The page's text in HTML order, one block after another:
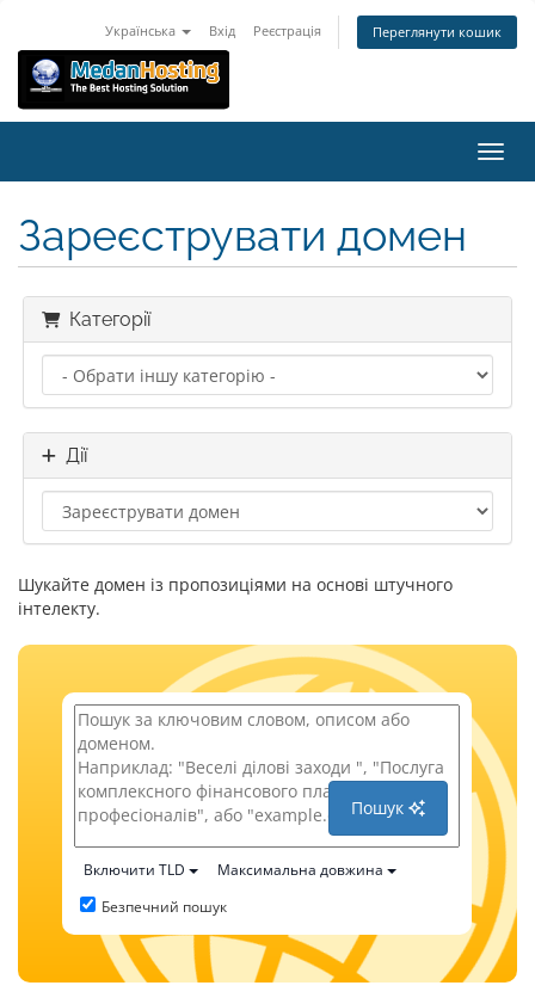
Українська Вхід Реєстрація Переглянути кошик
Зареєструвати домен
Категорії
Дії
Шукайте домен із пропозиціями на основі штучного
інтелекту.
Пошук
Включити TLD
Максимальна довжина
Безпечний пошук